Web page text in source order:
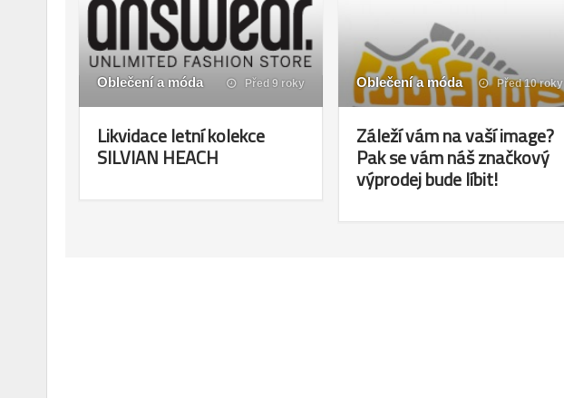
Oblečení a móda Před 9 roky
Likvidace letní kolekce
SILVIAN HEACH
Oblečení a móda Před 10 roky
Záleží vám na vaší image?
Pak se vám náš značkový
výprodej bude líbit!